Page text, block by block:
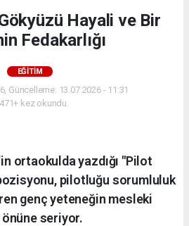
Hayali ve Bir
Fedakarlığı
EĞITIM
Güncelleme: 13.07.2026 - 11:31
kez okundu.
ortaokulda yazdığı "Pilot
pilotluğu sorumluluk
genç yeteneğin mesleki
önüne seriyor.